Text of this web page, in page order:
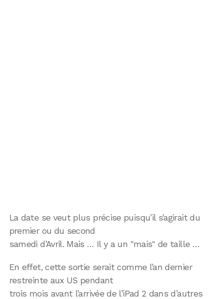
La date se veut plus précise puisqu’il s’agirait du
premier ou du second
samedi d’Avril. Mais … Il y a un "mais" de taille …
En effet, cette sortie serait comme l’an dernier
restreinte aux US pendant
trois mois avant l’arrivée de l’iPad 2 dans d’autres